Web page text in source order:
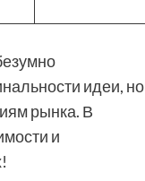
идеи, но
рынка. В
и